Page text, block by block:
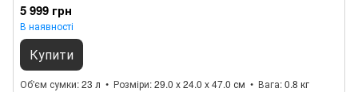
5 999 грн
В наявності
Купити
Об'єм сумки 23 л Розміри 29.0 x 24.0 x 47.0 см Вага 0.8 кг